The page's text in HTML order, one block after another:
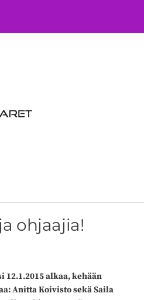
Rivakattaret ry
ohjaajia!
12.1.2015 alkaa, kehään
Anitta Koivisto sekä Saila